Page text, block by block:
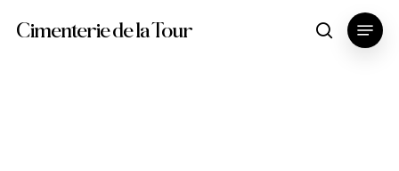
Cimenterie de la Tour search
Menu